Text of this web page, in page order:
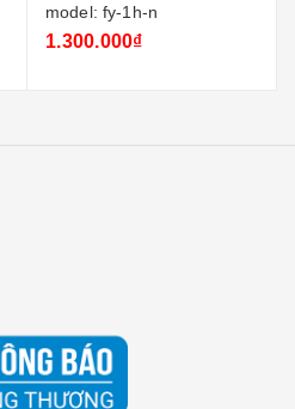
model: fy-1h-n
1.300.000₫